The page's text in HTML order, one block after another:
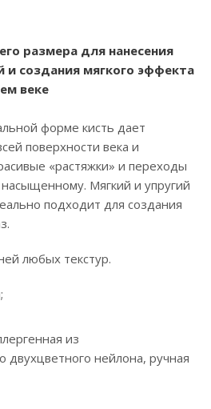
размера для нанесения
и создания мягкого эффекта
веке
форме кисть дает
поверхности века и
«растяжки» и переходы
насыщенному. Мягкий и упругий
подходит для создания
любых текстур.
из
двухцветного нейлона, ручная